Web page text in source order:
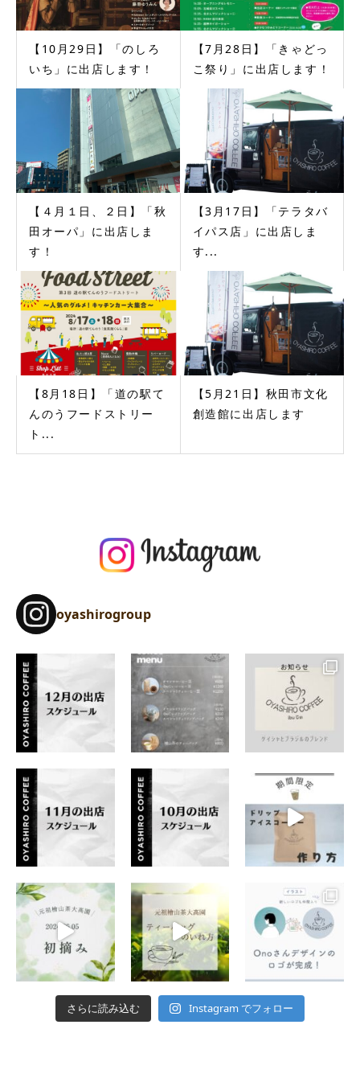
【10月29日】「のしろ
いち」に出店します！
【7月28日】「きゃどっ
こ祭り」に出店します！
【４月１日、２日】「秋
田オーパ」に出店しま
す！
【3月17日】「テラタバ
イパス店」に出店しま
す...
【8月18日】「道の駅て
んのうフードストリー
ト...
【5月21日】秋田市文化
創造館に出店します
oyashirogroup
さらに読み込む Instagram でフォロー